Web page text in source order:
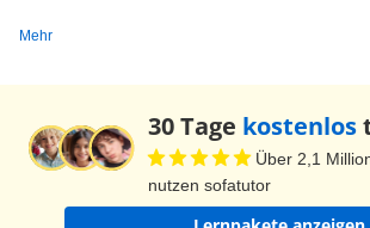
Merkmalsausprägungen konkrete
aber auch Eigenschaften sein. Es
darauf an, welches Merkmal
Mehr
30 Tage kostenlos
Über 2,1
nutzen sofatutor